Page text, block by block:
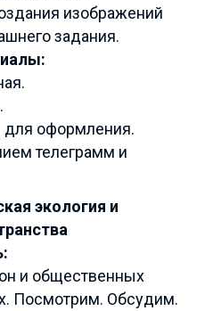
изображений
задания.
для оформления.
телеграмм и
экология и
и общественных
Посмотрим. Обсудим.